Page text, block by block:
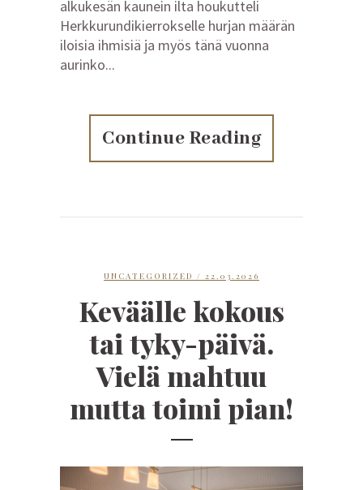
alkukesän kaunein ilta houkutteli
Herkkurundikierrokselle hurjan määrän
iloisia ihmisiä ja myös tänä vuonna
aurinko...
Continue Reading
UNCATEGORIZED / 22.03.2026
Keväälle kokous
tai tyky-päivä.
Vielä mahtuu
mutta toimi pian!